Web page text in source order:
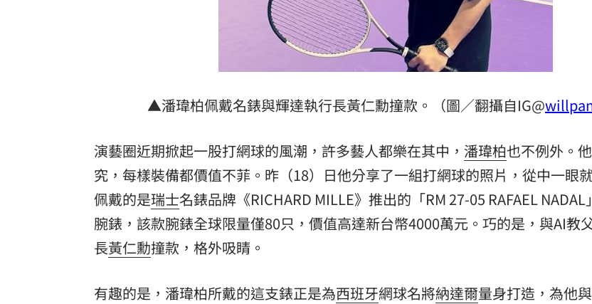
不看外資空單！她喊台股不只5萬點揭原因 15:30
市場到酒場料理！可果美蕃茄醬創無限可能 12:00
父親節送會拉筋的按摩椅 爸爸「筋歡喜」 18:00
油品食安事件引關注 挑選保健食品要注意 13:00
罕病博士彭士齊 輪椅上的生命覺醒！
酷澎「爸氣父親節」國際官方品牌齊聚 11:00
▲潘瑋柏佩戴名錶與輝達執行長黃仁勳撞款。（圖／翻攝自IG@
演藝圈近期掀起一股打網球的風潮，許多藝人都樂在其中， 潘瑋柏也不例外。
究，每樣裝備都價值不菲。昨（18）日他分享了一組打網球的照片，從中一眼
佩戴的是瑞士名錶品牌《RICHARD MILLE》推出的「RM 27-05 RAFAEL
腕錶，該款腕錶全球限量僅80只，價值高達新台幣4000萬元。巧的是，與AI教
長黃仁勳撞款，格外吸睛。
有趣的是，潘瑋柏所戴的這支錶正是為西班牙網球名將納達爾量身打造，為他